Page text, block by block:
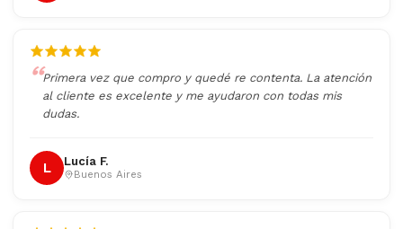
Primera vez que compro y quedé re contenta. La atención
al cliente es excelente y me ayudaron con todas mis
dudas.
L Lucía F.
Buenos Aires